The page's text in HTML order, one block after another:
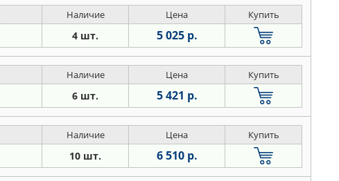
Наличие Цена Купить
4 шт. 5 025 р.
Наличие Цена Купить
6 шт. 5 421 р.
Наличие Цена Купить
10 шт. 6 510 р.